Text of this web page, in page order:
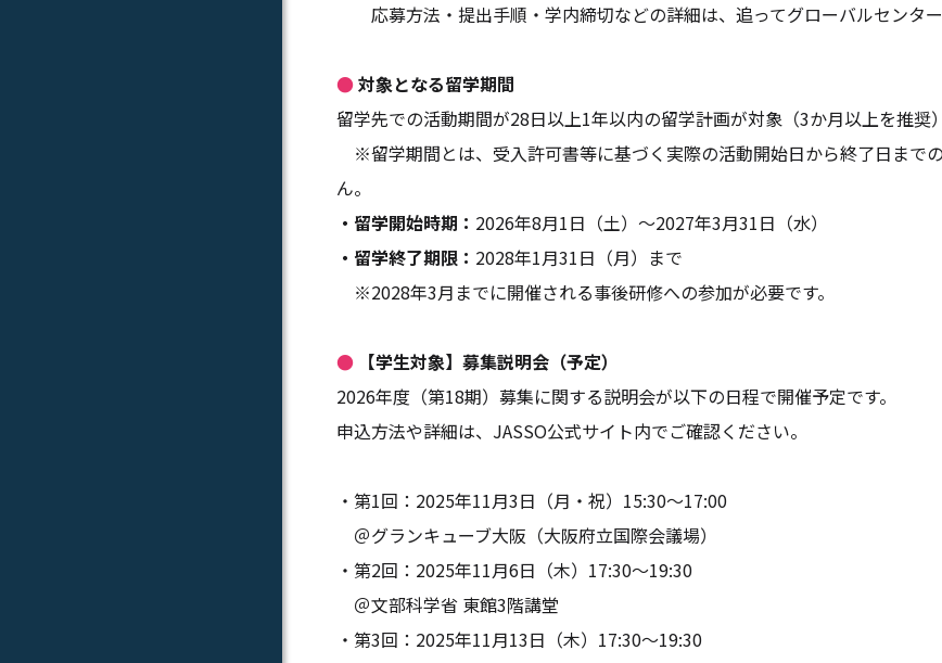
応募方法・提出手順・学内締切などの詳細は、追ってグローバルセンター
●対象となる留学期間
留学先での活動期間が28日以上1年以内の留学計画が対象（3か月以上を推奨）
※留学期間とは、受入許可書等に基づく実際の活動開始日から終了日まで
ん。
・留学開始時期： 2026年8月1日（土）～2027年3月31日（水）
・留学終了期限： 2028年1月31日（月）まで
※2028年3月までに開催される事後研修への参加が必要です。
● 【学生対象】募集説明会（予定）
2026年度（第18期）募集に関する説明会が以下の日程で開催予定です。
申込方法や詳細は、JASSO公式サイト内でご確認ください。
・第1回：2025年11月3日（月・祝）15:30～17:00
＠グランキューブ大阪（大阪府立国際会議場）
・第2回：2025年11月6日（木）17:30～19:30
＠文部科学省 東館3階講堂
・第3回：2025年11月13日（木）17:30～19:30